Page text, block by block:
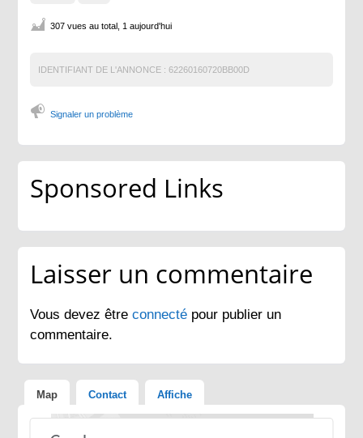
307 vues au total, 1 aujourd'hui
IDENTIFIANT DE L'ANNONCE : 62260160720BB00D
Signaler un problème
Sponsored Links
Laisser un commentaire
Vous devez êtreconnecté pour publier un
commentaire.
Map Contact Affiche